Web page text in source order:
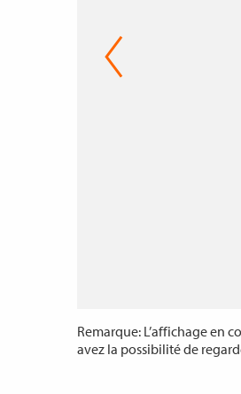
Remarque: L’affichage en
avez la possibilité de